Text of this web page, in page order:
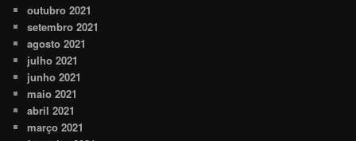
outubro 2021
setembro 2021
agosto 2021
julho 2021
junho 2021
maio 2021
abril 2021
março 2021